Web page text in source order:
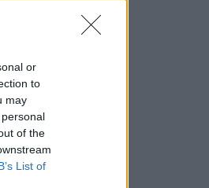
or
to
may
of the
List of